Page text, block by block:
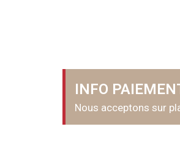
INFO
Nous acceptons sur